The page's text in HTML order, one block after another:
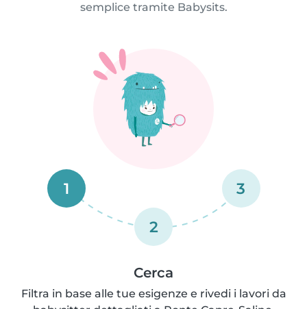
semplice tramite Babysits.
1
2
3
Cerca
Filtra in base alle tue esigenze e rivedi i lavori da